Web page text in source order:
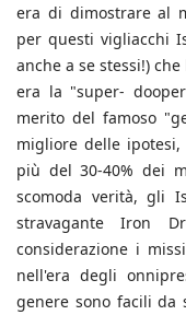
era di dimostrare al
per questi vigliacchi
anche a se stessi!)
era la "super-
merito del famoso
migliore delle
più del 30-40% dei
scomoda verità, gli
stravagante Iron
considerazione i
nell'era degli
genere sono facili da